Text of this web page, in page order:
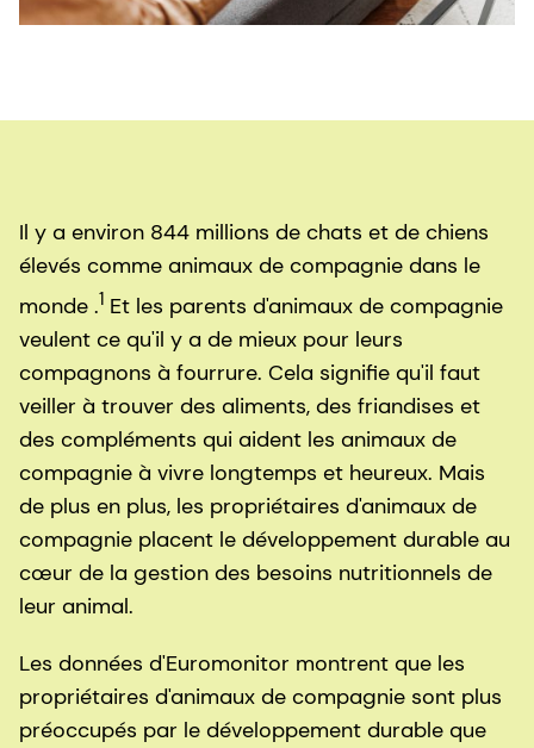
Il y a environ 844 millions de chats et de chiens
élevés comme animaux de compagnie dans le
monde .1 Et les parents d'animaux de compagnie
veulent ce qu'il y a de mieux pour leurs
compagnons à fourrure. Cela signifie qu'il faut
veiller à trouver des aliments, des friandises et
des compléments qui aident les animaux de
compagnie à vivre longtemps et heureux. Mais
de plus en plus, les propriétaires d'animaux de
compagnie placent le développement durable au
cœur de la gestion des besoins nutritionnels de
leur animal.
Les données d'Euromonitor montrent que les
propriétaires d'animaux de compagnie sont plus
préoccupés par le développement durable que